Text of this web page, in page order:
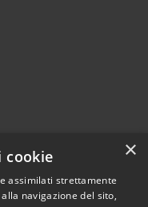
© 2026 • Comune di
×
cookie
assimilati strettamente
navigazione del sito,